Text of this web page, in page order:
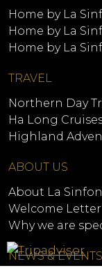
Home by La
Home by La
Home by La
TRAVEL
Northern Day
Ha Long
Highland
ABOUT US
About La
Welcome Letter
Why we are
NEWS & EVENTS